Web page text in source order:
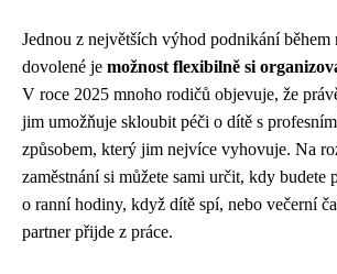
Jednou z největších výhod podnikání během
dovolené je možnost flexibilně si
V roce 2025 mnoho rodičů objevuje, že
jim umožňuje skloubit péči o dítě s
způsobem, který jim nejvíce vyhovuje. Na
zaměstnání si můžete sami určit, kdy budete
o ranní hodiny, když dítě spí, nebo večerní
partner přijde z práce.